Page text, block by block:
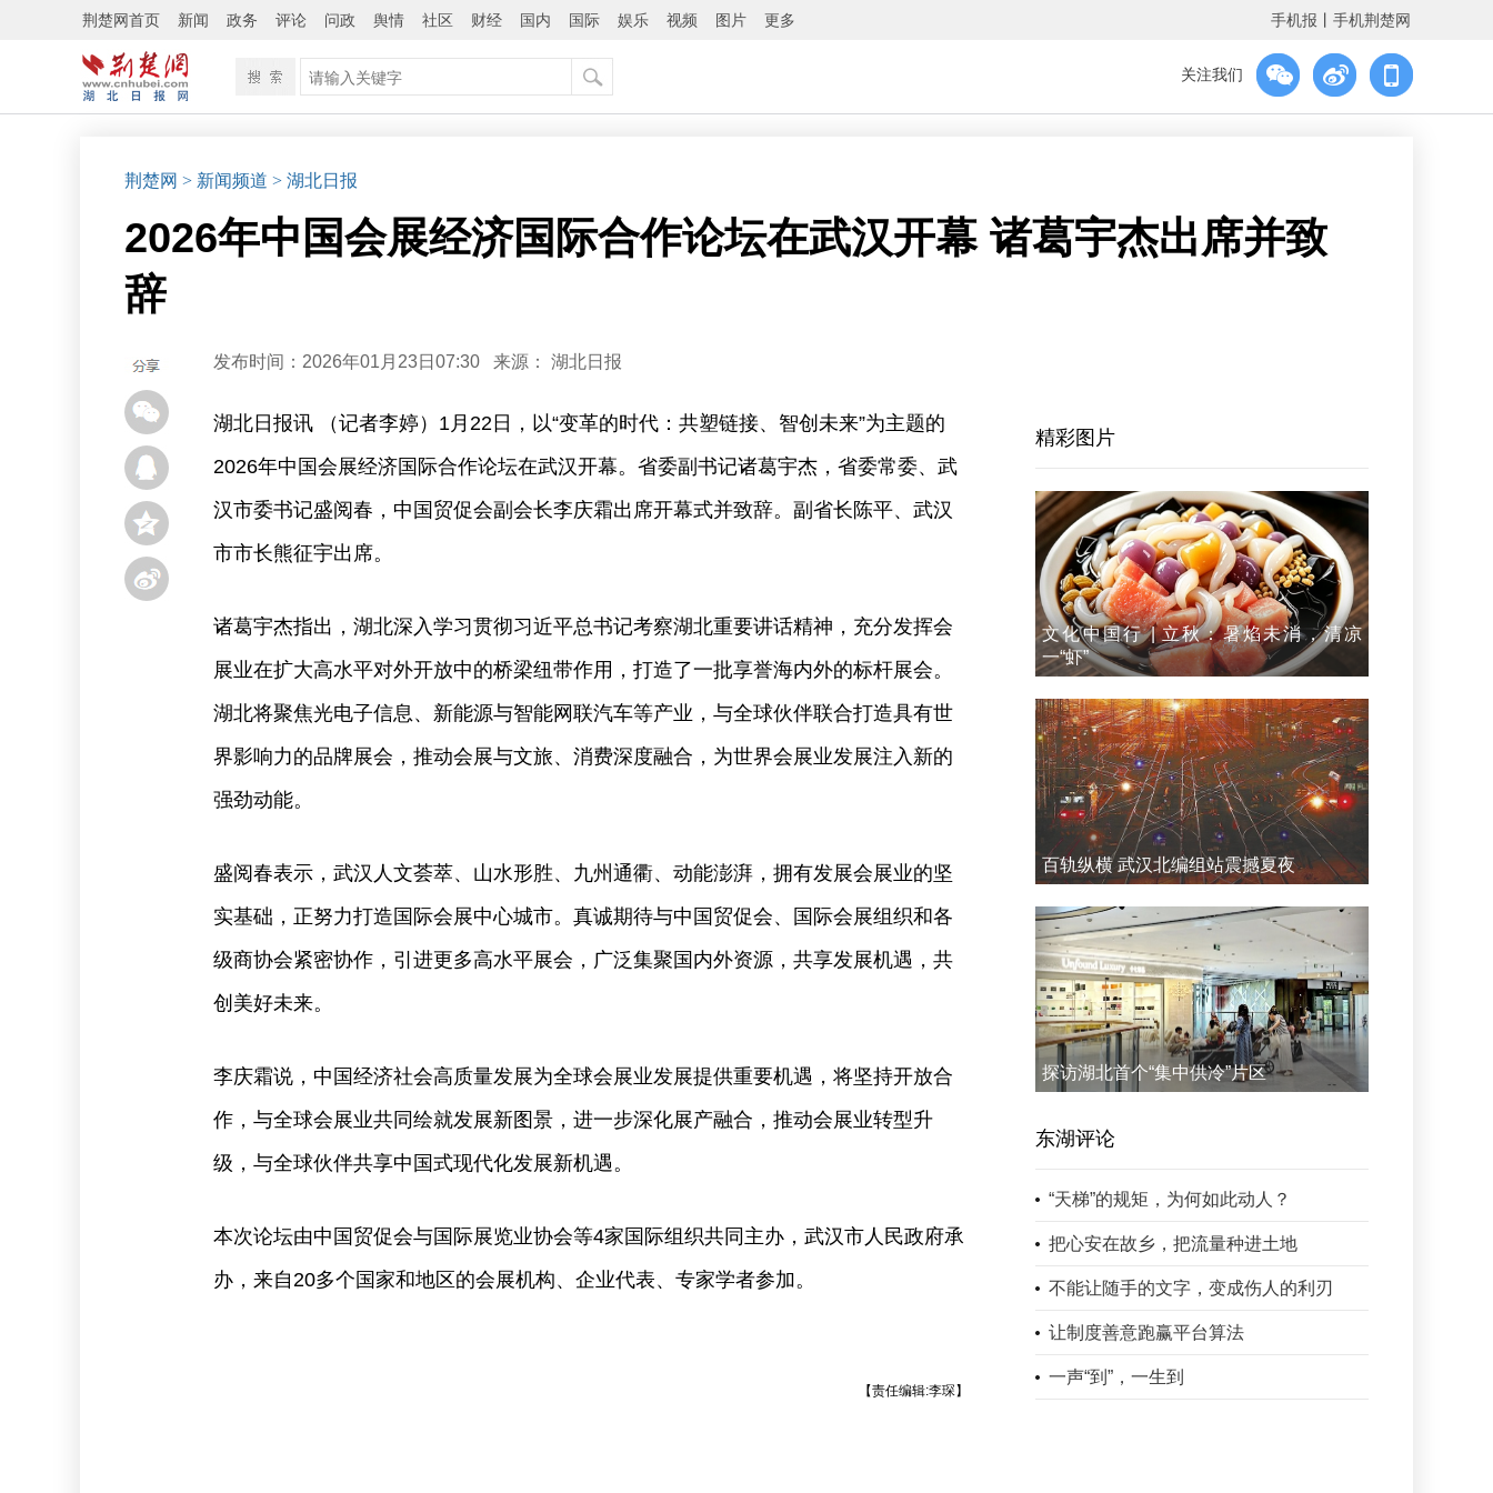
荆楚网首页 新闻 政务 评论 问政 舆情 社区 财经 国内 国际 娱乐 视频 图片 更多 手机报 手机荆楚网
关注我们
荆楚网 > 新闻频道 > 湖北日报
2026年中国会展经济国际合作论坛在武汉开幕 诸葛宇杰出席并致
辞
发布时间：2026年01月23日07:30 来源： 湖北日报
湖北日报讯 （记者李婷）1月22日，以“变革的时代：共塑链接、智创未来”为主题的
2026年中国会展经济国际合作论坛在武汉开幕。省委副书记诸葛宇杰，省委常委、武
汉市委书记盛阅春，中国贸促会副会长李庆霜出席开幕式并致辞。副省长陈平、武汉
市市长熊征宇出席。
诸葛宇杰指出，湖北深入学习贯彻习近平总书记考察湖北重要讲话精神，充分发挥会
展业在扩大高水平对外开放中的桥梁纽带作用，打造了一批享誉海内外的标杆展会。
湖北将聚焦光电子信息、新能源与智能网联汽车等产业，与全球伙伴联合打造具有世
界影响力的品牌展会，推动会展与文旅、消费深度融合，为世界会展业发展注入新的
强劲动能。
盛阅春表示，武汉人文荟萃、山水形胜、九州通衢、动能澎湃，拥有发展会展业的坚
实基础，正努力打造国际会展中心城市。真诚期待与中国贸促会、国际会展组织和各
级商协会紧密协作，引进更多高水平展会，广泛集聚国内外资源，共享发展机遇，共
创美好未来。
李庆霜说，中国经济社会高质量发展为全球会展业发展提供重要机遇，将坚持开放合
作，与全球会展业共同绘就发展新图景，进一步深化展产融合，推动会展业转型升
级，与全球伙伴共享中国式现代化发展新机遇。
本次论坛由中国贸促会与国际展览业协会等4家国际组织共同主办，武汉市人民政府承
办，来自20多个国家和地区的会展机构、企业代表、专家学者参加。
【责任编辑:李琛】
精彩图片
文化中国行 | 立秋：暑焰未消，清凉
一“虾”
百轨纵横 武汉北编组站震撼夏夜
探访湖北首个“集中供冷”片区
东湖评论
“天梯”的规矩，为何如此动人？
把心安在故乡，把流量种进土地
不能让随手的文字，变成伤人的利刃
让制度善意跑赢平台算法
一声“到”，一生到